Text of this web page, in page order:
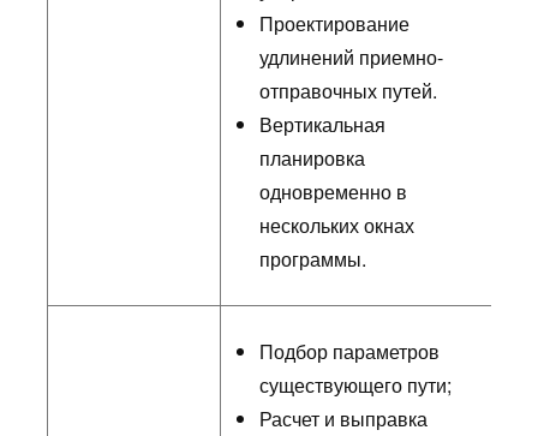
Проектирование
удлинений приемно-
отправочных путей.
Вертикальная
планировка
одновременно в
нескольких окнах
программы.
Подбор параметров
существующего пути;
Расчет и выправка